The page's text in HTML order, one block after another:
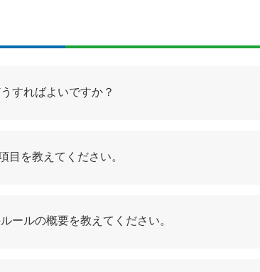
すればよいですか？
目を教えてください。
ールの概要を教えてください。